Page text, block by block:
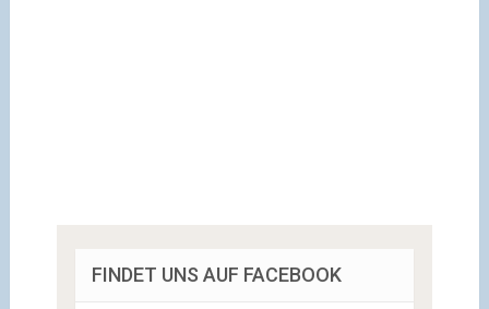
FINDET UNS AUF FACEBOOK